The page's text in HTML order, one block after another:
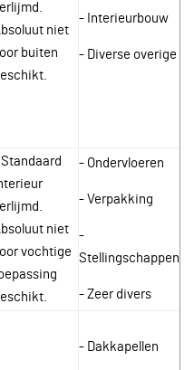
niet
buiten
- Interieurbouw
- Diverse overige
niet
vochtige
- Ondervloeren
- Verpakking
-
Stellingschappen
- Zeer divers
- Dakkapellen